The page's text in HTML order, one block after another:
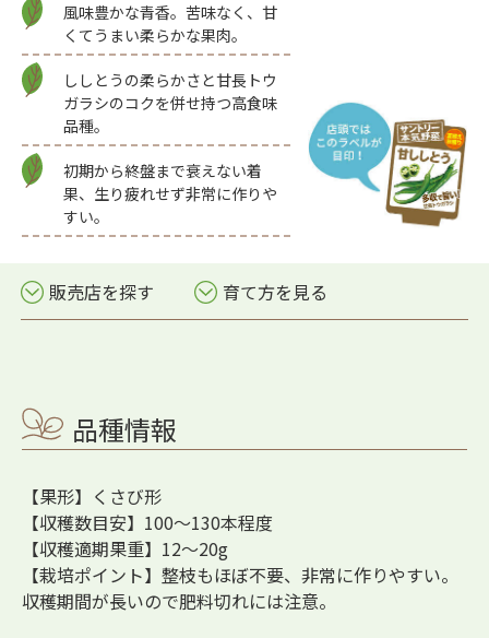
風味豊かな青香。苦味なく、甘
くてうまい柔らかな果肉。
ししとうの柔らかさと甘長トウ
ガラシのコクを併せ持つ高食味
品種。
初期から終盤まで衰えない着
果、生り疲れせず非常に作りや
すい。
販売店を探す 育て方を見る
品種情報
【果形】くさび形
【収穫数目安】100～130本程度
【収穫適期果重】12～20g
【栽培ポイント】整枝もほぼ不要、非常に作りやすい。
収穫期間が長いので肥料切れには注意。